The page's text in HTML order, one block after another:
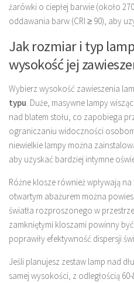
żarówki o ciepłej barwie (około
oddawania barw (CRI ≥ 90), aby
Jak rozmiar i typ
wysokość jej
Wybierz wysokość zawieszenia
typu . Duże, masywne lampy
nad blatem stołu, co zapobiega
ograniczaniu widoczności
niewielkie lampy można
aby uzyskać bardziej intymne
Różne klosze również wpływają
otwartym abażurem można
światła rozproszonego w
zamkniętymi kloszami powinny
poprawiły efektywność dispersji
Jeśli planujesz zestaw lamp nad
samej wysokości, z odległością